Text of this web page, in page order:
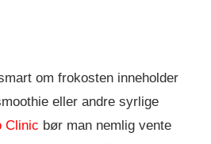
om frokosten inneholder
eller andre syrlige
Clinic bør man nemlig vente